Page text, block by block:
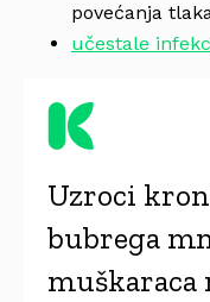
povećanja
učestale
Uzroci
bubrega
muškaraca